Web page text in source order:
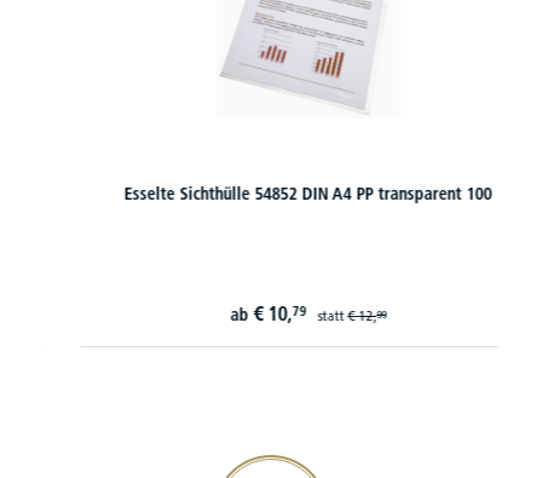
Esselte Sichthülle 54852 DIN A4 PP transparent 100
10,79 statt € 12,99
20€ Gutschein sichern